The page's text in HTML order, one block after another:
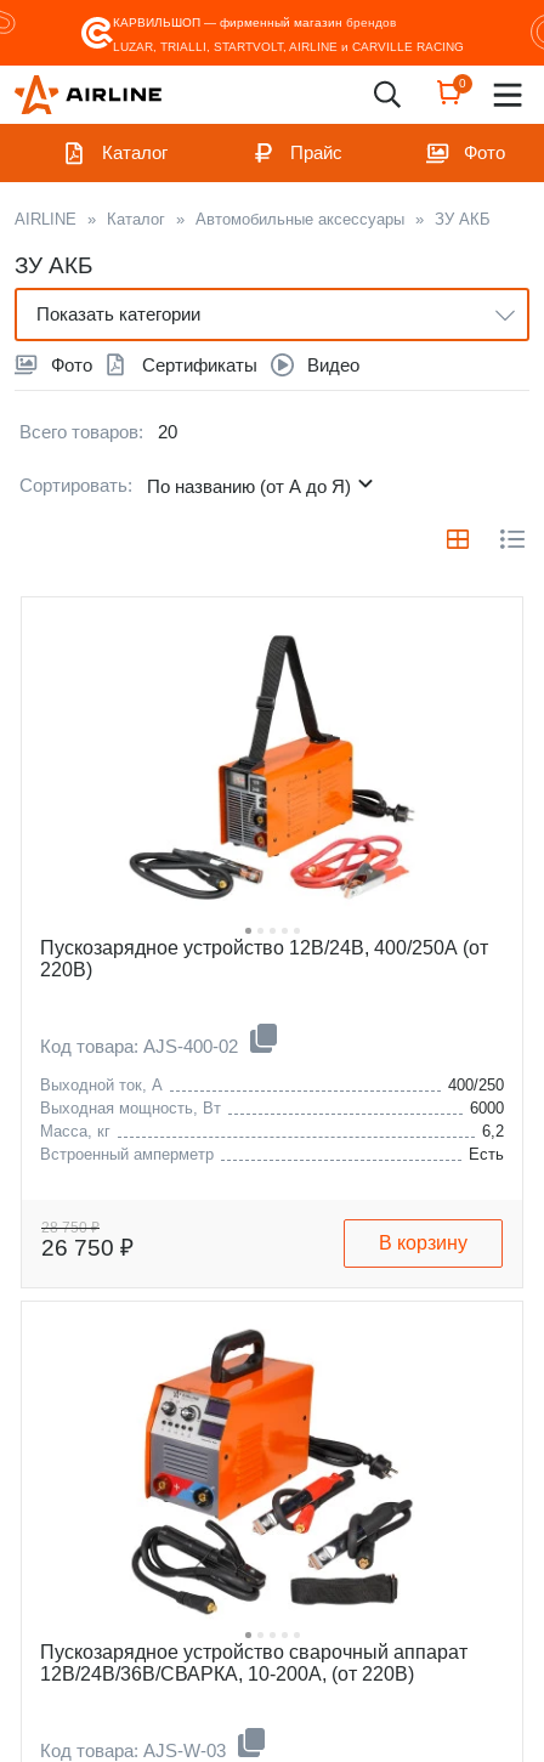
КАРВИЛЬШОП — фирменный магазин брендов
LUZAR, TRIALLI, STARTVOLT, AIRLINE и CARVILLE RACING
0
Каталог Прайс Фото
AIRLINE » Каталог » Автомобильные аксессуары » ЗУ АКБ
ЗУ АКБ
Фото Сертификаты Видео
Показать категории
Всего товаров: 20
Сортировать: По названию (от А до Я)
Пускозарядное устройство 12В/24В, 400/250А (от
220В)
Код товара: AJS-400-02
Выходной ток, А
400/250
Выходная мощность, Вт
6000
Масса, кг
6,2
Встроенный амперметр
Есть
28 750 ₽
26 750 ₽ В корзину
Пускозарядное устройство сварочный аппарат
12В/24В/36В/СВАРКА, 10-200А, (от 220В)
Код товара: AJS-W-03